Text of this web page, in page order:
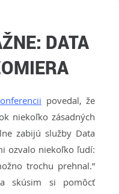
DATA
povedal, že
niekoľko zásadných
zabijú služby Data
ozvalo niekoľko ľudí:
trochu prehnal.”
skúsim si pomôcť